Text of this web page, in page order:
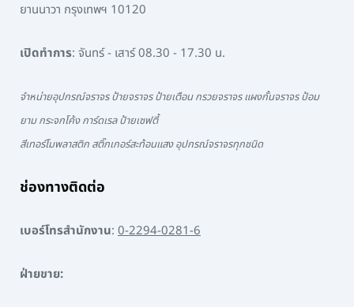
ยานนาวา กรุงเทพฯ 10120
เปิดทำการ: จันทร์ - เสาร์ 08.30 - 17.30 น.
จำหน่ายอุปกรณ์จราจร ป้ายจราจร ป้ายเตือน กรวยจราจร แผงกั้นจราจร ป้อม
ยาม กระจกโค้ง การ์ดเรล ป้ายเซฟตี้
สีเทอร์โมพลาสติก สติ๊กเกอร์สะท้อนแสง อุปกรณ์จราจรทุกชนิด
ช่องทางติดต่อ
เบอร์โทรสำนักงาน: 0-2294-0281-6
ฝ่ายขาย: